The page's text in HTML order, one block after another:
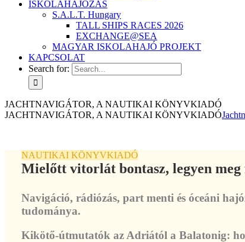
ISKOLAHAJÓZÁS
S.A.L.T. Hungary
TALL SHIPS RACES 2026
EXCHANGE@SEA
MAGYAR ISKOLAHAJÓ PROJEKT
KAPCSOLAT
Search for:
JACHTNAVIGÁTOR, A NAUTIKAI KÖNYVKIADÓ
JACHTNAVIGÁTOR, A NAUTIKAI KÖNYVKIADÓ
NAUTIKAI KÖNYVKIADÓ
Mielőtt vitorlát bontasz, legyen
Navigáció, rádiózás, part menti és óceáni
tudománya.
Kikötő-útmutatók az Adriától a Balatonig: